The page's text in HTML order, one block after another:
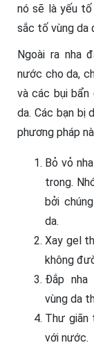
nó sẽ là yếu
sắc tố vùng da
Ngoài ra nha
nước cho da,
và các bụi bẩn
da. Các bạn bị
phương pháp
Bỏ vỏ
trong.
bởi
da.
Xay gel
không
Đắp nha
vùng da
Thư giãn
với nước.